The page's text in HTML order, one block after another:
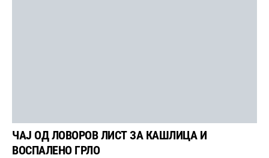
ЧАЈ ОД ЛОВОРОВ ЛИСТ ЗА КАШЛИЦА И
ВОСПАЛЕНО ГРЛО